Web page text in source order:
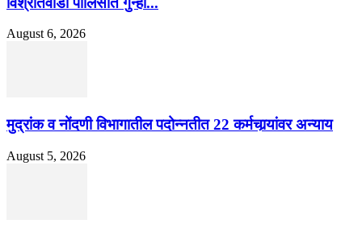
August 6, 2026
मुद्रांक व नोंदणी विभागातील पदोन्नतीत 22 कर्मचार्‍यांवर अन्याय
August 5, 2026